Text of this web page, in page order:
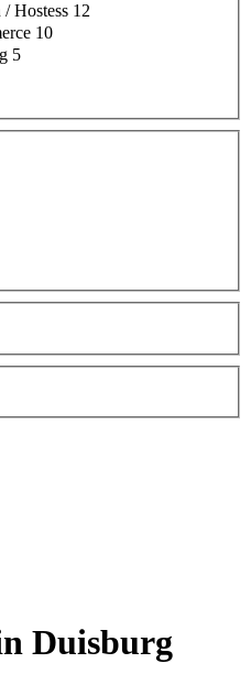
Hostess 12
10
5
Duisburg